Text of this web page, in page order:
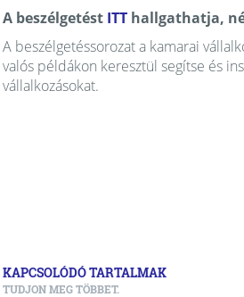
A beszélgetést ITT hallgathatja,
A beszélgetéssorozat a kamarai
valós példákon keresztül segítse és
vállalkozásokat.
KAPCSOLÓDÓ TARTALMAK
TUDJON MEG TÖBBET.